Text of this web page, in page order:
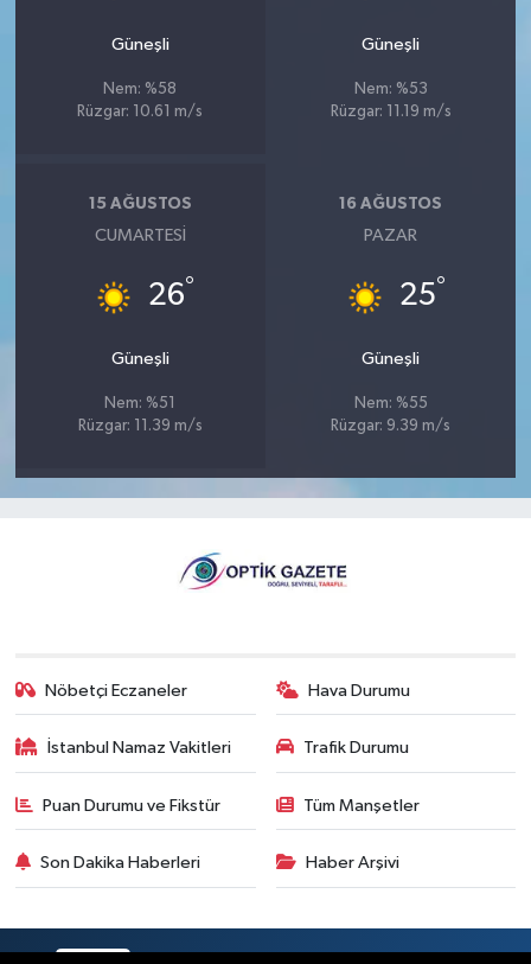
Güneşli
Nem: %58
Rüzgar: 10.61 m/s
Güneşli
Nem: %53
Rüzgar: 11.19 m/s
15 AĞUSTOS
CUMARTESI
26°
Güneşli
Nem: %51
Rüzgar: 11.39 m/s
16 AĞUSTOS
PAZAR
25°
Güneşli
Nem: %55
Rüzgar: 9.39 m/s
Nöbetçi Eczaneler Hava Durumu
İstanbul Namaz Vakitleri Trafik Durumu
Puan Durumu ve Fikstür Tüm Manşetler
Son Dakika Haberleri Haber Arşivi